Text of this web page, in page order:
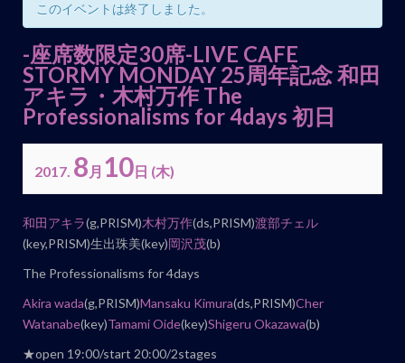
このイベントは終了しました。
-座席数限定30席-LIVE CAFE
STORMY MONDAY 25周年記念 和田
アキラ・木村万作 The
Professionalisms for 4days 初日
2017. 8 月 10日 (木)
イ
ベ
ン
ナ
和田アキラ(g,PRISM)木村万作(ds,PRISM)渡部チェル
(key,PRISM)生出珠美(key)岡沢茂(b)
The Professionalisms for 4days
Akira wada(g,PRISM)Mansaku Kimura(ds,PRISM)Cher
Watanabe(key)Tamami Oide(key)Shigeru Okazawa(b)
★open 19:00/start 20:00/2stages